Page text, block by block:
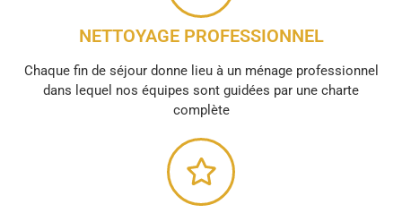
NETTOYAGE PROFESSIONNEL
Chaque fin de séjour donne lieu à un ménage professionnel
dans lequel nos équipes sont guidées par une charte
complète